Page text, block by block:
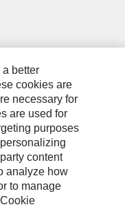
better
cookies are
necessary for
are used for
purposes
content
analyze how
to manage